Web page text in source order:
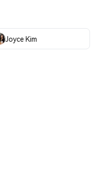
Joyce Kim